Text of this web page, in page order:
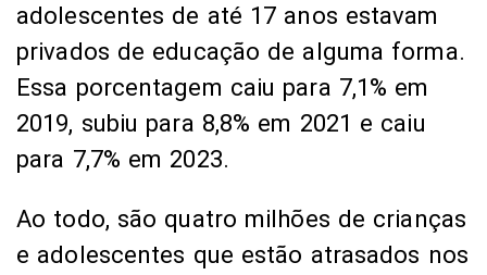
adolescentes de até 17 anos estavam
privados de educação de alguma forma.
Essa porcentagem caiu para 7,1% em
2019, subiu para 8,8% em 2021 e caiu
para 7,7% em 2023.
Ao todo, são quatro milhões de crianças
e adolescentes que estão atrasados nos